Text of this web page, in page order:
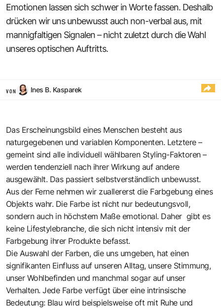
Emotionen lassen sich schwer in Worte fassen. Deshalb
drücken wir uns unbewusst auch non-verbal aus, mit
mannigfaltigen Signalen – nicht zuletzt durch die Wahl
unseres optischen Auftritts.
VON Ines B. Kasparek
Das Erscheinungsbild eines Menschen besteht aus
naturgegebenen und variablen Komponenten. Letztere –
gemeint sind alle ­individuell wählbaren Styling-Faktoren –
werden tendenziell nach ihrer Wirkung auf andere
ausgewählt. Das passiert selbstverständlich unbewusst.
Aus der Ferne nehmen wir zuallererst die Farb­gebung eines
Objekts wahr. Die Farbe ist nicht nur bedeutungsvoll,
sondern auch in höchstem Maße emotional. Daher gibt es
keine Lifestylebranche, die sich nicht intensiv mit der
Farbgebung ihrer Produkte befasst.
Die Auswahl der Farben, die uns umgeben, hat einen
signifikanten Einfluss auf unseren Alltag, unsere Stimmung,
unser Wohlbefinden und manchmal sogar auf unser
Verhalten. Jede Farbe verfügt über eine intrinsische
Bedeutung: Blau wird beispielsweise oft mit Ruhe und